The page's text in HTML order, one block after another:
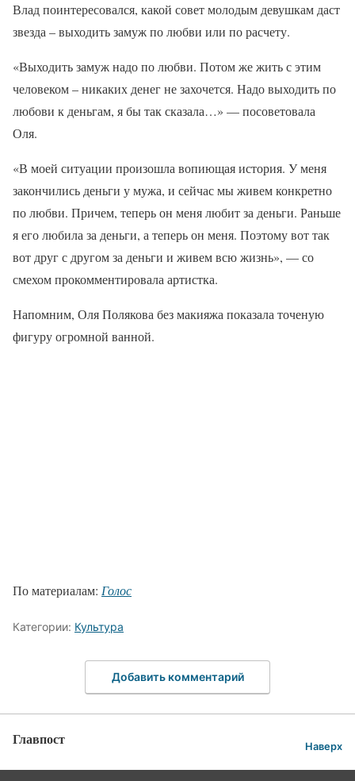
Влад поинтересовался, какой совет молодым девушкам даст
звезда – выходить замуж по любви или по расчету.
«Выходить замуж надо по любви. Потом же жить с этим
человеком – никаких денег не захочется. Надо выходить по
любови к деньгам, я бы так сказала…» — посоветовала
Оля.
«В моей ситуации произошла вопиющая история. У меня
закончились деньги у мужа, и сейчас мы живем конкретно
по любви. Причем, теперь он меня любит за деньги. Раньше
я его любила за деньги, а теперь он меня. Поэтому вот так
вот друг с другом за деньги и живем всю жизнь», — со
смехом прокомментировала артистка.
Напомним, Оля Полякова без макияжа показала точеную
фигуру огромной ванной.
По материалам: Голос
Категории: Культура
Добавить комментарий
Главпост Наверх